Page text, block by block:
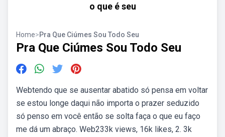
o que é seu
Home>Pra Que Ciúmes Sou Todo Seu
Pra Que Ciúmes Sou Todo Seu
Webtendo que se ausentar abatido só pensa em voltar
se estou longe daqui não importa o prazer seduzido
só penso em você então se solta faça o que eu faço
me dá um abraço. Web233k views, 16k likes, 2. 3k